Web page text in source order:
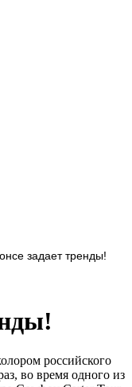
задает тренды!
российского
во время одного из